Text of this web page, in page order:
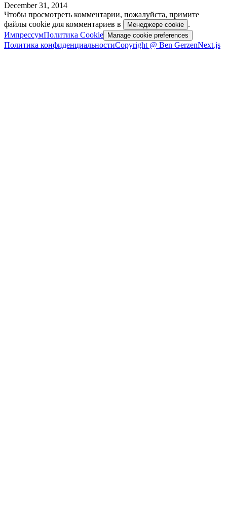
December 31, 2014
Чтобы просмотреть комментарии, пожалуйста, примите
файлы cookie для комментариев в
Менеджере cookie .
ИмпрессумПолитика Cookie Manage cookie preferences
Политика конфиденциальностиCopyright @ Ben GerzenNext.js